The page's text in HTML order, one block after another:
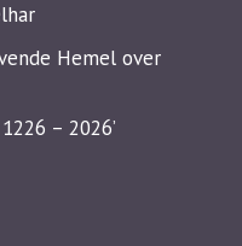
Hemel over
– 2026’